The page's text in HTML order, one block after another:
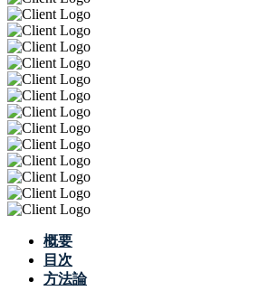
概要
目次
方法論